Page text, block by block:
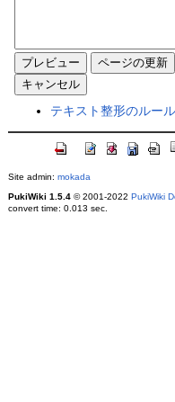
テキスト整形のルー
Site admin: mokada
PukiWiki 1.5.4© 2001-2022 PukiWiki
convert time: 0.013 sec.